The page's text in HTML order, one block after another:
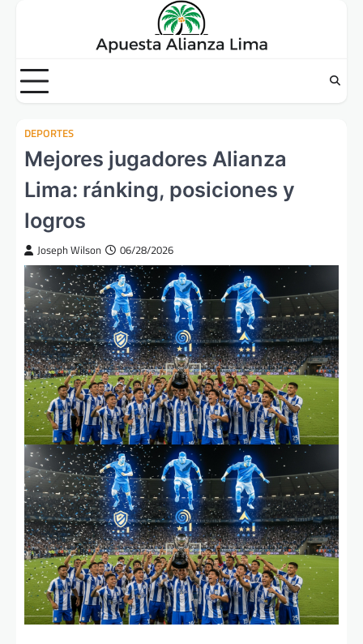
DEPORTES
Mejores jugadores Alianza
Lima: ránking, posiciones y
logros
Joseph Wilson 06/28/2026